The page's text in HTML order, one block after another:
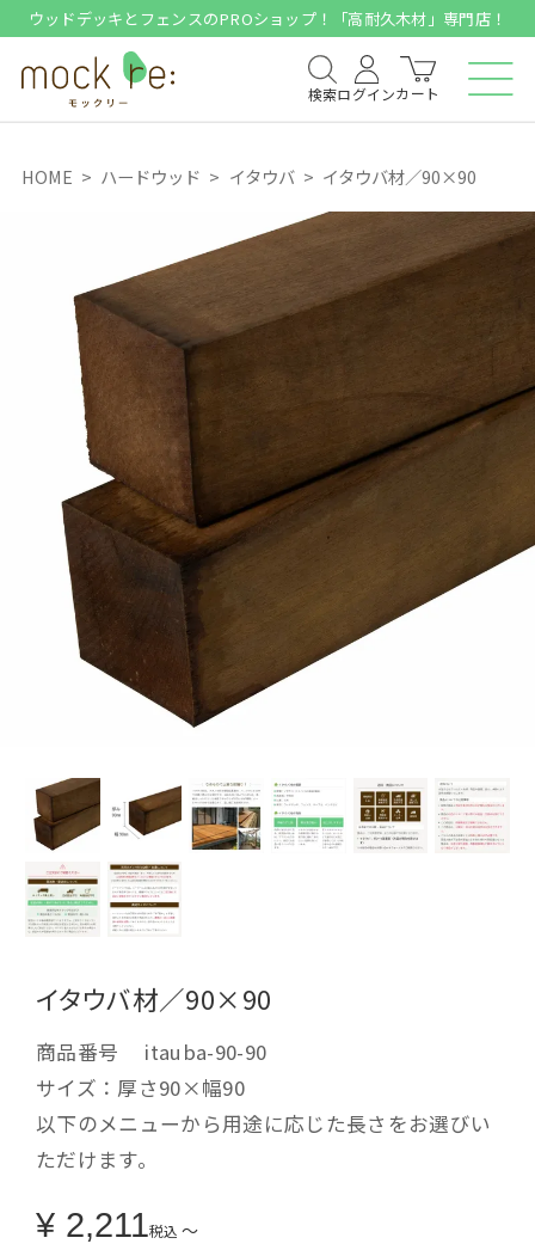
ウッドデッキとフェンスのPROショップ！「高耐久木材」専門店！
検索ログインカート
HOME ハードウッド イタウバ イタウバ材／90×90
イタウバ材／90×90
商品番号
itauba-90-90
サイズ：厚さ90×幅90
以下のメニューから用途に応じた長さをお選びい
ただけます。
¥ 2,211税込 〜